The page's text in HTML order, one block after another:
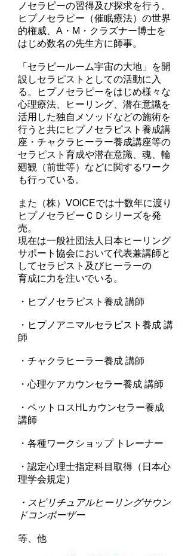
ノセラピーの習得及び探求を行う。
ヒプノセラピー（催眠療法）の世界
的権威、A・M・クラズナー博士を
はじめ数名の先生方に師事。
「セラピールーム宇宙の大地」を開
設しセラピストとしての活動に入
る。ヒプノセラピーをはじめ様々な
心理療法、ヒーリング、潜在意識を
活用した独自メソッドなどの施術を
行うと共にヒプノセラピスト養成講
座・チャクラヒーラー養成講座等の
セラピスト育成や潜在意識、魂、輪
廻観（前世等）などに関するワーク
も行っている。
また（株）VOICEでは十数年に渡り
ヒプノセラピーＣＤシリーズを発
売。
現在は一般社団法人日本ヒーリング
サポート協会において代表兼講師と
してセラピスト及びヒーラーの
育成に力を注いでいる。
・ヒプノセラピスト養成 講師
・ヒプノアニマルセラピスト養成 講
師
・チャクラヒーラー養成 講師
・心理ケアカウンセラー養成 講師
・ペットロスHLカウンセラー養成
講師
・各種ワークショップ トレーナー
・認定心理士指定科目取得（日本心
理学会規定）
​・スピリチュアルヒーリングサウン
ドコンポーザー
等、他